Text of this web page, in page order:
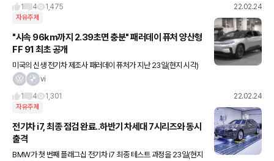
1
4 1,475 22.02.24
자유주제
"시속 96km까지 2.39초면 충분" 패러데이 퓨처 양산형
FF 91 최초 공개
미국의 신생 전기차 제조사 패러데이 퓨처가 지난 23일(현지 시각)
캘리포니아 핸포드에 있는 공장에서 양산형 FF 91을 공개했다. 패러
vi
1
4 1,301 22.02.24
자유주제
전기차 i7, 최종 점검 완료..하반기 차세대 7시리즈와 동시
출격
BMW가 첫 번째 플래그십 전기차 i7 최종 테스트 과정을 23일(현지